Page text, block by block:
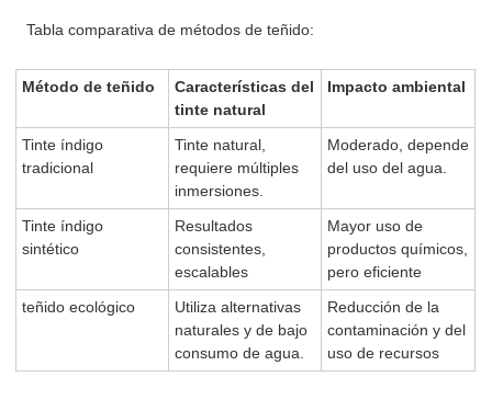
Tabla comparativa de métodos de teñido:
Método de teñido
Características del
tinte natural
Impacto ambiental
Tinte índigo
tradicional
Tinte natural,
requiere múltiples
inmersiones.
Moderado, depende
del uso del agua.
Tinte índigo
sintético
Resultados
consistentes,
escalables
Mayor uso de
productos químicos,
pero eficiente
teñido ecológico
Utiliza alternativas
naturales y de bajo
consumo de agua.
Reducción de la
contaminación y del
uso de recursos